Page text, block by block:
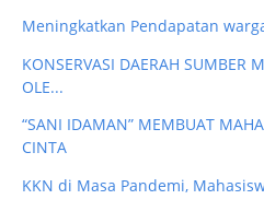
Meningkatkan Pendapatan
KONSERVASI DAERAH SUMBER
OLE...
“SANI IDAMAN” MEMBUAT
CINTA
KKN di Masa Pandemi,